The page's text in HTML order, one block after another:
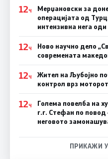
12Ч
Мерџановски за
операцијата од
интензивна нега
12Ч
Ново научно дело
современата
12Ч
Жител на Љубојно
контрол врз
12Ч
Голема повелба на
г.г. Стефан по
неговото
ПРИКАЖИ